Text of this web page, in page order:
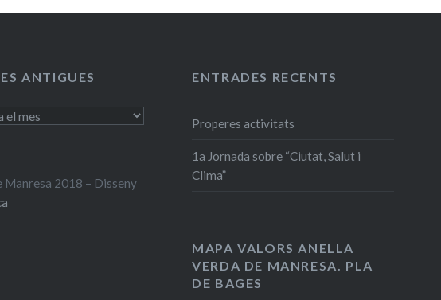
ANTIGUES ENTRADES RECENTS
Properes activitats
1a Jornada sobre “Ciutat, Salut i
Clima”
Manresa 2018 – Disseny
MAPA VALORS ANELLA
VERDA DE MANRESA. PLA
DE BAGES